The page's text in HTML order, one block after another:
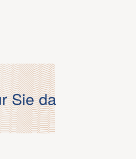
Sie da